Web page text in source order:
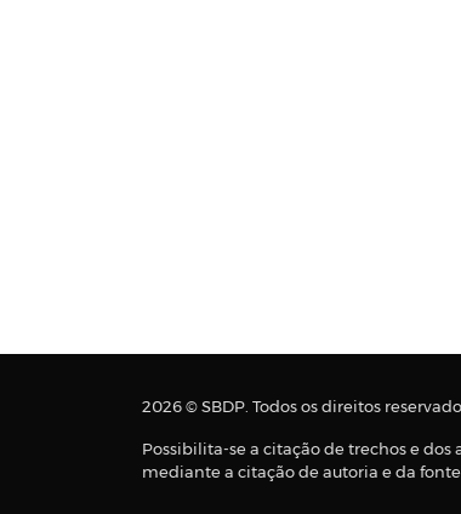
2026 © SBDP. Todos os direitos
Possibilita-se a citação de trechos e dos
mediante a citação de autoria e da